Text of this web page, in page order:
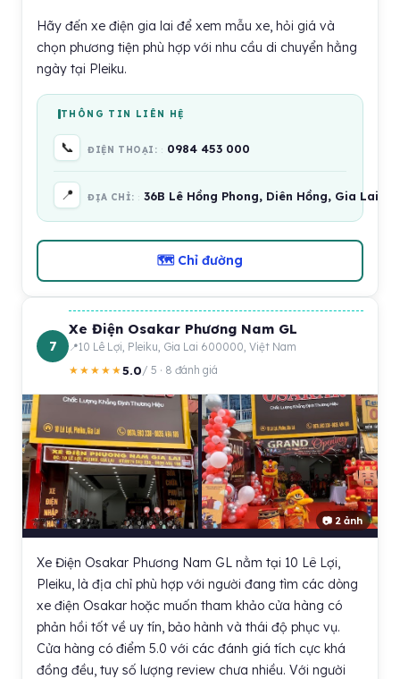
Hãy đến xe điện gia lai để xem mẫu xe, hỏi giá và
chọn phương tiện phù hợp với nhu cầu di chuyển hằng
ngày tại Pleiku.
THÔNG TIN LIÊN HỆ
📞 ĐIỆN THOẠI: 0984 453 000
📍 ĐỊA CHỈ: 36B Lê Hồng Phong, Diên Hồng, Gia Lai
🗺 Chỉ đường
7
Xe Điện Osakar Phương Nam GL
10 Lê Lợi, Pleiku, Gia Lai 600000, Việt Nam
★★★★★5.0/ 5 · 8 đánh giá
📷 2 ảnh
Xe Điện Osakar Phương Nam GL nằm tại 10 Lê Lợi,
Pleiku, là địa chỉ phù hợp với người đang tìm các dòng
xe điện Osakar hoặc muốn tham khảo cửa hàng có
phản hồi tốt về uy tín, bảo hành và thái độ phục vụ.
Cửa hàng có điểm 5.0 với các đánh giá tích cực khá
đồng đều, tuy số lượng review chưa nhiều. Với người